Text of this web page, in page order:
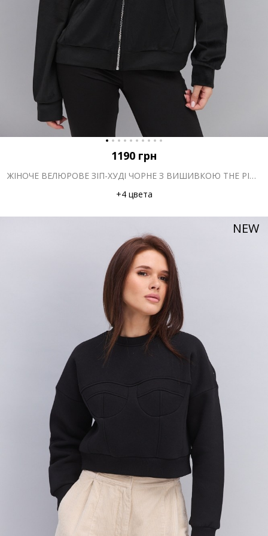
1190 грн
ЖІНОЧЕ ВЕЛЮРОВЕ ЗІП-ХУДІ ЧОРНЕ З ВИШИВКОЮ THE PICKLEBALL CLUB
+4 цвета
NEW